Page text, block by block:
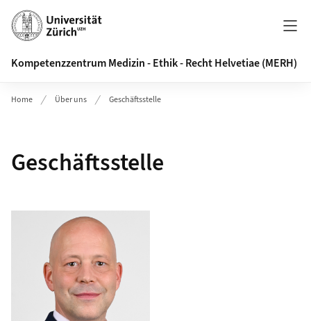
Header
Kompetenzzentrum Medizin - Ethik - Recht Helvetiae (MERH)
Home Über uns Geschäftsstelle
Geschäftsstelle